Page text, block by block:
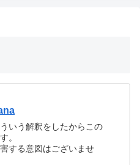
いう解釈をしたからこの
。
する意図はございませ